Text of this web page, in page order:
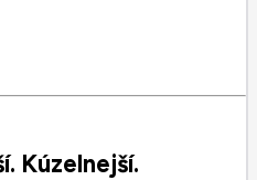
Kúzelnejší.